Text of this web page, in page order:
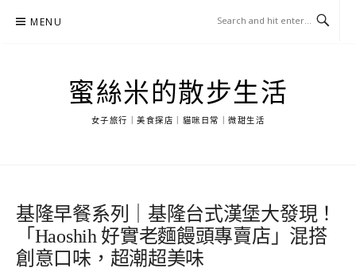
MENU
蜜絲米的散步生活
女子旅行｜美食探店｜貓咪日常｜微甜生活
基隆早餐系列｜基隆台式漢堡大發現！
「Haoshih 好實老麵饅頭專賣店」混搭
創意口味，超潮超美味